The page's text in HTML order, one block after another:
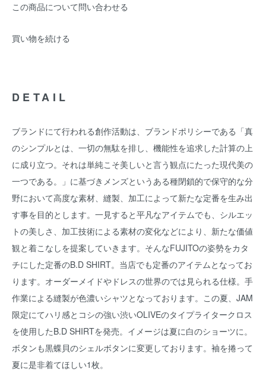
この商品について問い合わせる
買い物を続ける
DETAIL
ブランドにて行われる創作活動は、ブランドポリシーである「真
のシンプルとは、一切の無駄を排し、機能性を追求した計算の上
に成り立つ。それは単純こそ美しいと言う観点にたった現代美の
一つである。」に基づきメンズというある種閉鎖的で保守的な分
野において高度な素材、縫製、加工によって新たな定番を生み出
す事を目的とします。一見すると平凡なアイテムでも、シルエッ
トの美しさ、加工技術による素材の変化などにより、新たな価値
観と着こなしを提案していきます。そんなFUJITOの姿勢をカタ
チにした定番のB.D SHIRT。当店でも定番のアイテムとなってお
ります。オーダーメイドやドレスの世界のでは見られる仕様。手
作業による縫製が色濃いシャツとなっております。この夏、JAM
限定にてハリ感とコシの強い渋いOLIVEのタイプライタークロス
を使用したB.D SHIRTを発売。イメージは夏に白のショーツに。
ボタンも黒蝶貝のシェルボタンに変更しております。袖を捲って
夏に是非着てほしい1枚。